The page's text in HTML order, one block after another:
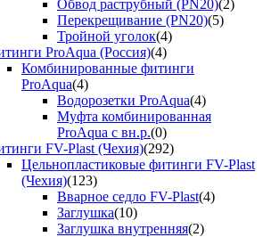
Обвод раструбный (PN20)(2)
Перекрещивание (PN20)(5)
Тройной уголок(4)
ProAqua (Россия)(4)
Комбинированные фитинги
ProAqua(4)
Водорозетки ProAqua(4)
Муфта комбинированная
ProAqua с вн.р.(0)
FV-Plast (Чехия)(292)
Цельнопластиковые фитинги FV-Plast
(Чехия)(123)
Вварное седло FV-Plast(4)
Заглушка(10)
Заглушка внутренняя(2)